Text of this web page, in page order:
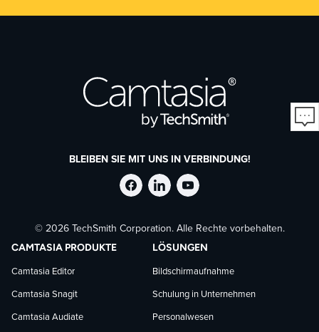
BLEIBEN SIE MIT UNS IN VERBINDUNG!
TechSmith
auf
Facebook
folgen
TechSmith
auf
LinkedIn
folgen
TechSmith
auf
YouTube
folgen
© 2026 TechSmith Corporation. Alle Rechte vorbehalten.
CAMTASIA PRODUKTE
Camtasia Editor
Camtasia Snagit
Camtasia Audiate
LÖSUNGEN
Bildschirmaufnahme
Schulung in Unternehmen
Personalwesen